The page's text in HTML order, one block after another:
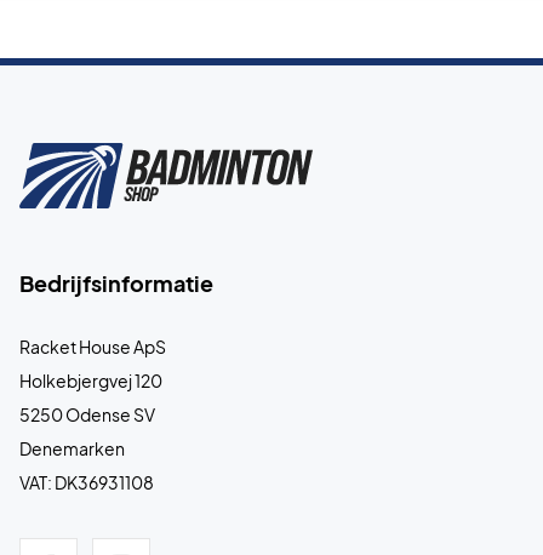
Bedrijfsinformatie
Racket House ApS
Holkebjergvej 120
5250 Odense SV
Denemarken
VAT: DK36931108